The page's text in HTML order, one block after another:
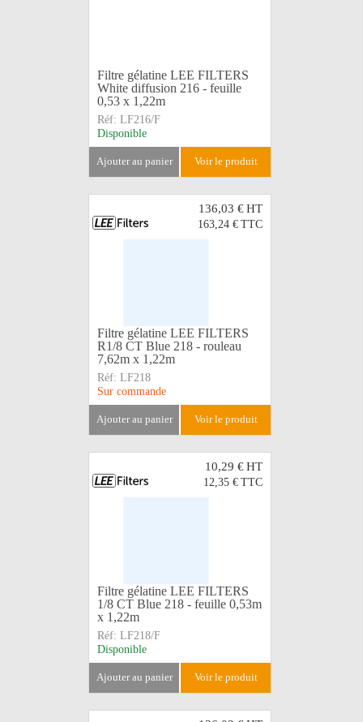
Filtre gélatine LEE FILTERS
White diffusion 216 - feuille
0,53 x 1,22m
Réf: LF216/F
Disponible
ajouter au panier voir le produit
136,03 €HT
163,24 € TTC
Filtre gélatine LEE FILTERS
R1/8 CT Blue 218 - rouleau
7,62m x 1,22m
Réf: LF218
Sur commande
ajouter au panier voir le produit
10,29 €HT
12,35 € TTC
Filtre gélatine LEE FILTERS
1/8 CT Blue 218 - feuille 0,53m
x 1,22m
Réf: LF218/F
Disponible
ajouter au panier voir le produit